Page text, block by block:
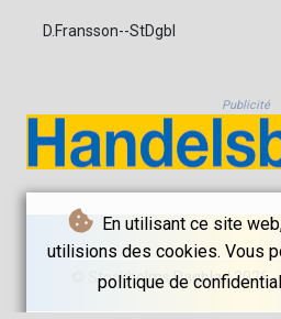
En utilisant ce site
utilisions des cookies. Vous
politique de
D.Fransson--StDgbl
Publicité
© Stockholms Dagblad 2026